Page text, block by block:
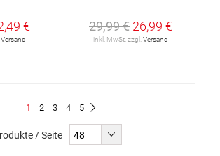
€
Versand
29,99 € 26,99 €
inkl. MwSt. zzgl. Versand
Du
1 Seite
2 Seite
3 Seite
4 Seite
5
/ Seite